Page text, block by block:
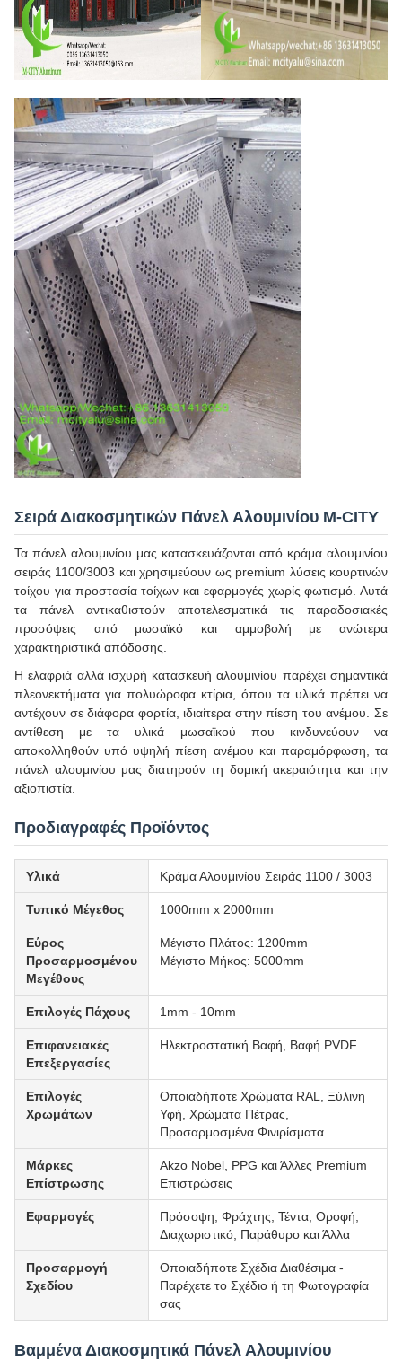
Σειρά Διακοσμητικών Πάνελ Αλουμινίου M-CITY
Τα πάνελ αλουμινίου μας κατασκευάζονται από κράμα αλουμινίου
σειράς 1100/3003 και χρησιμεύουν ως premium λύσεις κουρτινών
τοίχου για προστασία τοίχων και εφαρμογές χωρίς φωτισμό. Αυτά
τα πάνελ αντικαθιστούν αποτελεσματικά τις παραδοσιακές
προσόψεις από μωσαϊκό και αμμοβολή με ανώτερα
χαρακτηριστικά απόδοσης.
Η ελαφριά αλλά ισχυρή κατασκευή αλουμινίου παρέχει σημαντικά
πλεονεκτήματα για πολυώροφα κτίρια, όπου τα υλικά πρέπει να
αντέχουν σε διάφορα φορτία, ιδιαίτερα στην πίεση του ανέμου. Σε
αντίθεση με τα υλικά μωσαϊκού που κινδυνεύουν να
αποκολληθούν υπό υψηλή πίεση ανέμου και παραμόρφωση, τα
πάνελ αλουμινίου μας διατηρούν τη δομική ακεραιότητα και την
αξιοπιστία.
Προδιαγραφές Προϊόντος
Υλικά Κράμα Αλουμινίου Σειράς 1100 / 3003
Τυπικό Μέγεθος 1000mm x 2000mm
Εύρος
Προσαρμοσμένου
Μεγέθους
Μέγιστο Πλάτος: 1200mm
Μέγιστο Μήκος: 5000mm
Επιλογές Πάχους 1mm - 10mm
Επιφανειακές
Επεξεργασίες
Ηλεκτροστατική Βαφή, Βαφή PVDF
Επιλογές
Χρωμάτων
Οποιαδήποτε Χρώματα RAL, Ξύλινη
Υφή, Χρώματα Πέτρας,
Προσαρμοσμένα Φινιρίσματα
Μάρκες
Επίστρωσης
Akzo Nobel, PPG και Άλλες Premium
Επιστρώσεις
Εφαρμογές
Πρόσοψη, Φράχτης, Τέντα, Οροφή,
Διαχωριστικό, Παράθυρο και Άλλα
Προσαρμογή
Σχεδίου
Οποιαδήποτε Σχέδια Διαθέσιμα -
Παρέχετε το Σχέδιο ή τη Φωτογραφία
σας
Βαμμένα Διακοσμητικά Πάνελ Αλουμινίου